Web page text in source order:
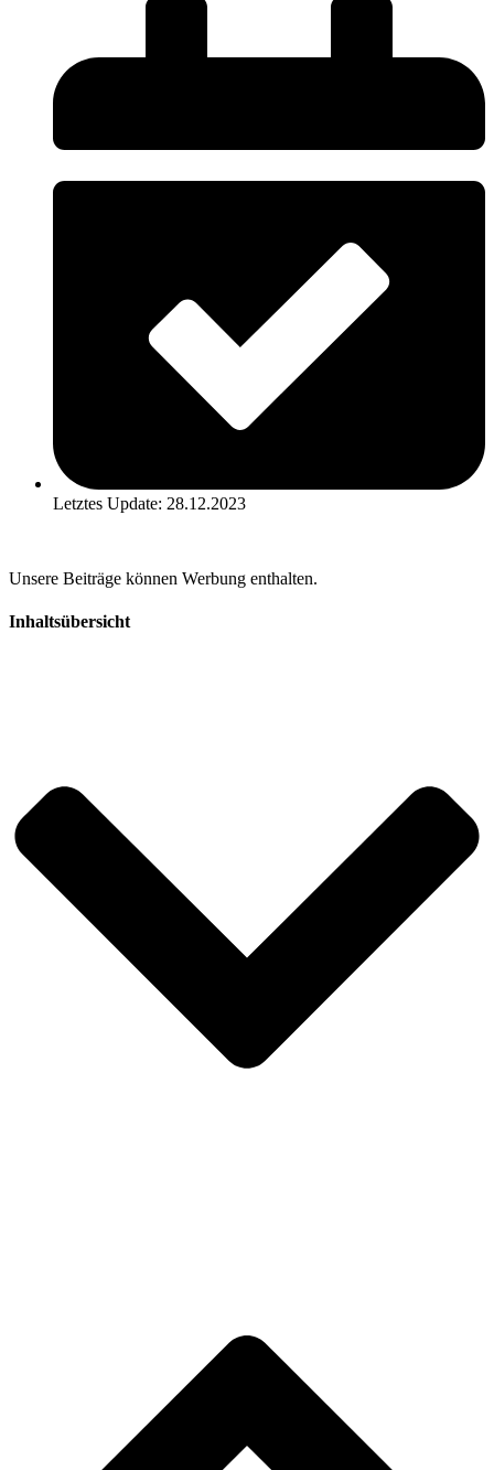
Letztes Update: 28.12.2023
Unsere Beiträge können Werbung enthalten.
Inhaltsübersicht